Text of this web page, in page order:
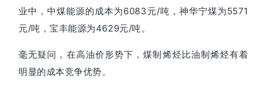
业中，中煤能源的成本为6083元/吨，神华宁煤为5571
元/吨，宝丰能源为4629元/吨。
毫无疑问，在高油价形势下，煤制烯烃比油制烯烃有着
明显的成本竞争优势。